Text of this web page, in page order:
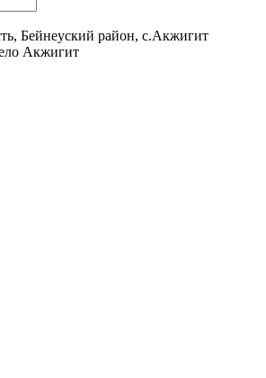
Бейнеуский район, с.Акжигит
Акжигит